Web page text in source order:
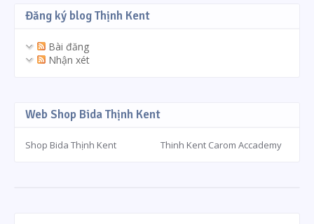
Đăng ký blog Thịnh Kent
Bài đăng
Nhận xét
Web Shop Bida Thịnh Kent
Shop Bida Thịnh Kent Thinh Kent Carom Accademy